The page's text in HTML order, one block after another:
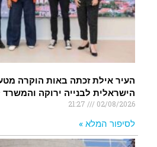
העיר אילת זכתה באות הוקרה
הישראלית לבנייה ירוקה
02/08/2026
לסיפור המלא »